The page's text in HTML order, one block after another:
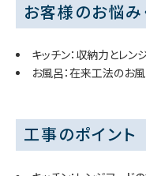
お客様のお悩み
キッチン：収納力とレ
お風呂：在来工法のお
工事のポイント